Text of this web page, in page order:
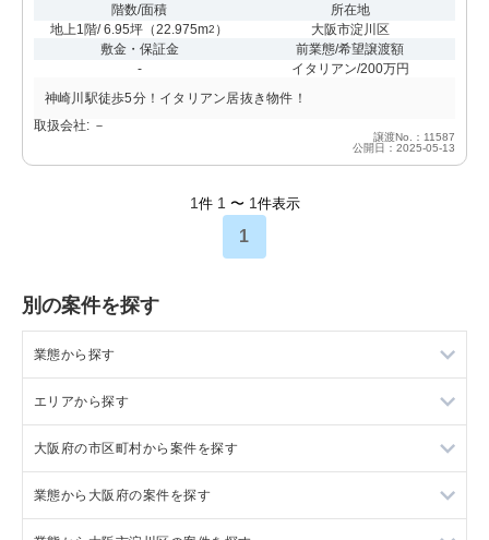
階数/面積
地上1階/ 6.95坪 （22.975m2 ）
所在地
大阪市淀川区
敷金・保証金
-
前業態/希望譲渡額
イタリアン/200万円
神崎川駅徒歩5分！イタリアン居抜き物件！
取扱会社: －
譲渡No.：11587
公開日：2025-05-13
1 件 1 〜 1 件表示
1
別の案件を探す
業態から探す
ラーメンの居抜き売却物件の案件一覧
フランス料理の居抜き売却物件の案件一覧
イタリア料理の居抜き売却物件の案件一覧
エリアから探す
東京23区の飲食店の居抜き売却物件の案件一覧
東京都下の飲食店の居抜き売却物件の案件一覧
大阪府の市区町村から案件を探す
大阪市北区の飲食店の居抜き売却物件の案件一覧
業態から大阪府の案件を探す